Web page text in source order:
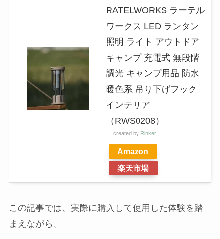
RATELWORKS ラーテル
ワークス LED ランタン
照明 ライト アウトドア
キャンプ 充電式 無段階
調光 キャンプ用品 防水
暖色系 吊り下げフック
インテリア
（RWS0208）
created by Rinker
Amazon
楽天市場
この記事では、実際に購入して使用した体験を踏
まえながら、